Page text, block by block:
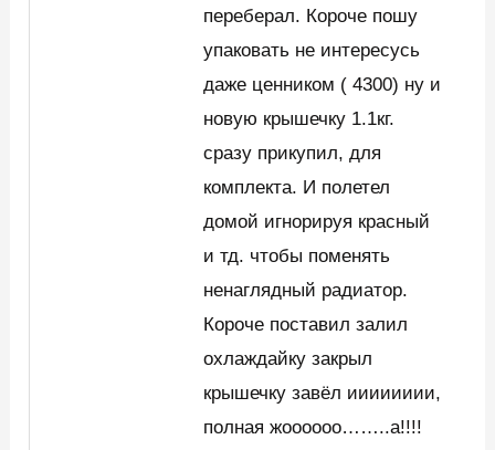
переберал. Короче пошу
упаковать не интересусь
даже ценником ( 4300) ну и
новую крышечку 1.1кг.
сразу прикупил, для
комплекта. И полетел
домой игнорируя красный
и тд. чтобы поменять
ненаглядный радиатор.
Короче поставил залил
охлаждайку закрыл
крышечку завёл ииииииии,
полная жоооооо……..а!!!!